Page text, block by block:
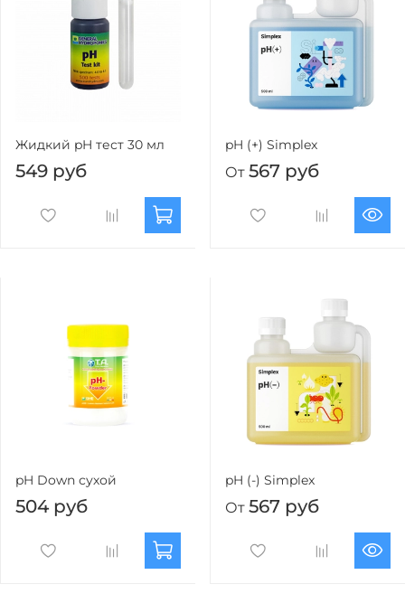
Жидкий pH тест 30 мл
549 руб
pH (+) Simplex
От 567 руб
pH Down сухой
504 руб
pH (-) Simplex
От 567 руб